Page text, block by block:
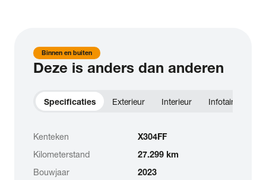
Binnen en buiten
Deze is anders dan anderen
Specificaties Exterieur Interieur Infotainment
Kenteken
X304FF
Kilometerstand
27.299 km
Bouwjaar
2023